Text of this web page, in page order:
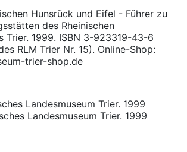
Hunsrück und Eifel - Führer zu
des Rheinischen
Trier. 1999. ISBN 3-923319-43-6
RLM Trier Nr. 15). Online-Shop:
trier-shop.de
Landesmuseum Trier. 1999
Landesmuseum Trier. 1999